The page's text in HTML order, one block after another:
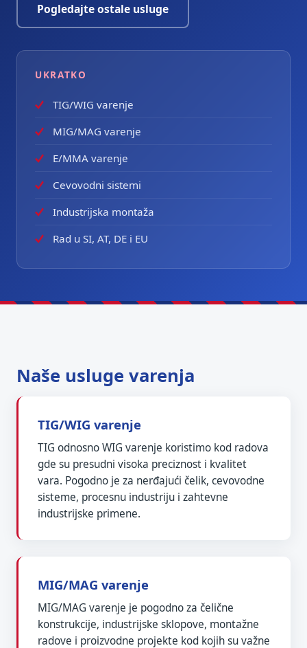
Pogledajte ostale usluge
UKRATKO
TIG/WIG varenje
MIG/MAG varenje
E/MMA varenje
Cevovodni sistemi
Industrijska montaža
Rad u SI, AT, DE i EU
Naše usluge varenja
TIG/WIG varenje
TIG odnosno WIG varenje koristimo kod radova
gde su presudni visoka preciznost i kvalitet
vara. Pogodno je za nerđajući čelik, cevovodne
sisteme, procesnu industriju i zahtevne
industrijske primene.
MIG/MAG varenje
MIG/MAG varenje je pogodno za čelične
konstrukcije, industrijske sklopove, montažne
radove i proizvodne projekte kod kojih su važne